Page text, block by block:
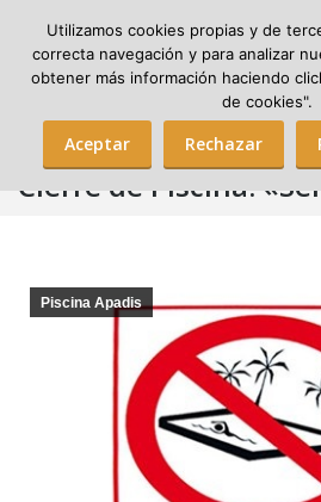
Cierre de Piscina:
Piscina Apadis
Utilizamos cookies propias y de
correcta navegación y para analizar
obtener más información haciendo
de cookies".
Aceptar Rechazar